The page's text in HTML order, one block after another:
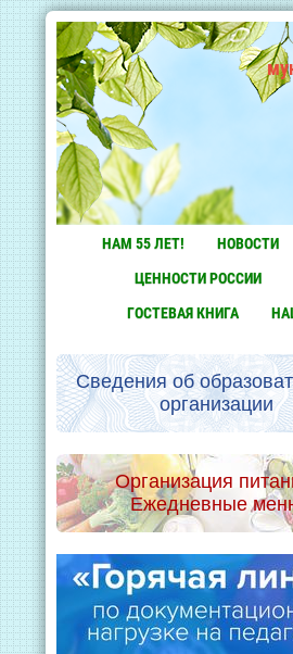
НАМ 55 ЛЕТ! НОВОСТИ
ЦЕННОСТИ РОССИИ
ГОСТЕВАЯ КНИГА
Сведения об
организации
Организация
Ежедневные